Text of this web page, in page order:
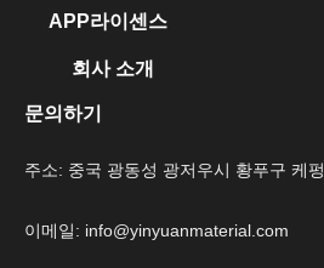
APP라이센스
회사 소개
문의하기
주소: 중국 광동성 광저우시 황푸구 케
이메일: info@yinyuanmaterial.com